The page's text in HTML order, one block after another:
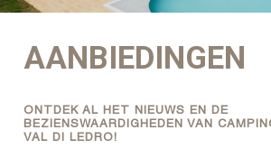
AANBIEDINGEN
ONTDEK AL HET NIEUWS EN DE
BEZIENSWAARDIGHEDEN VAN
VAL DI LEDRO!